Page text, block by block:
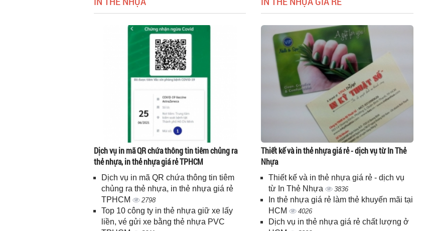
Dịch vụ in mã QR chứa thông tin tiêm chủng ra
thẻ nhựa, in thẻ nhựa giá rẻ TPHCM
Dịch vụ in mã QR chứa thông tin tiêm
chủng ra thẻ nhựa, in thẻ nhựa giá rẻ
TPHCM
2798
Top 10 công ty in thẻ nhựa giữ xe lấy
liền, vé gửi xe bằng thẻ nhựa PVC
Thiết kế và in thẻ nhựa giá rẻ - dịch vụ từ In Thẻ
Nhựa
Thiết kế và in thẻ nhựa giá rẻ - dịch vụ
từ In Thẻ Nhựa
3836
In thẻ nhựa giá rẻ làm thẻ khuyến mãi tại
HCM
4026
Dịch vụ in thẻ nhựa giá rẻ chất lượng ở